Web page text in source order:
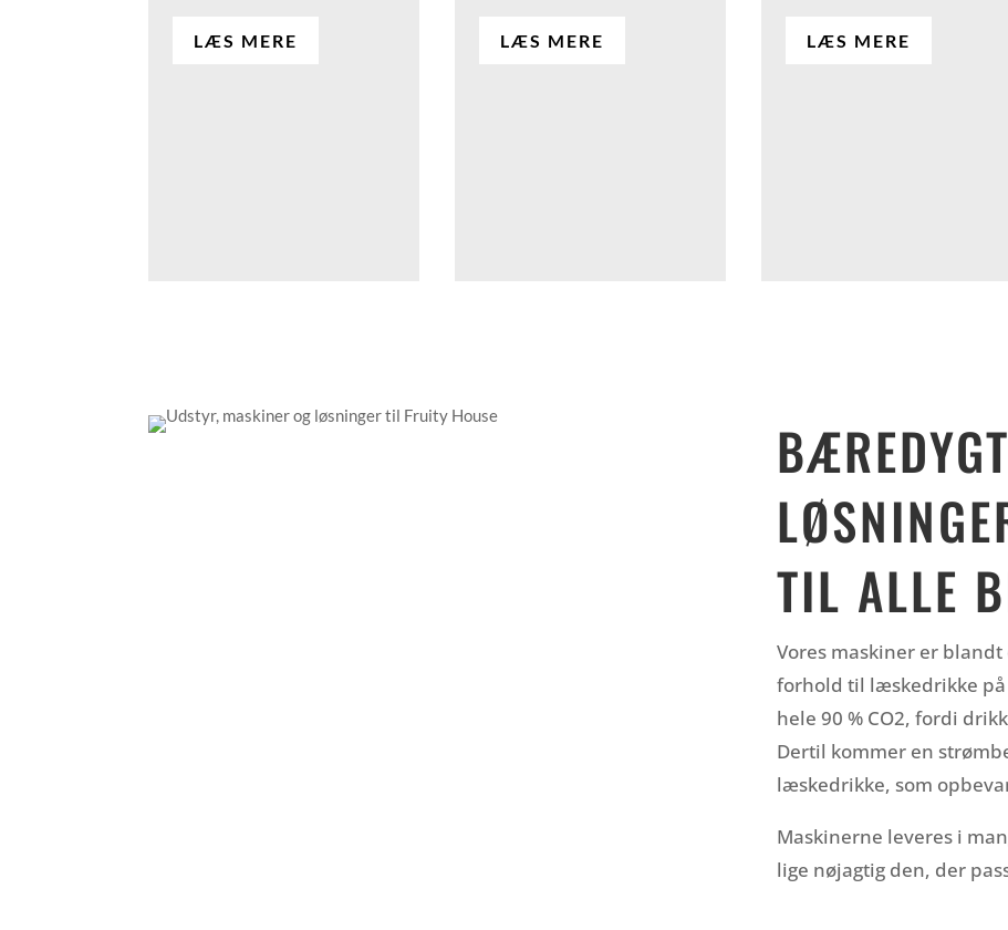
LÆS MERE LÆS MERE LÆS MERE
TIL ALLE
Vores maskiner er
forhold til læskedrikke på
hele 90 % CO2, fordi
Dertil kommer en
læskedrikke, som
Maskinerne leveres i
lige nøjagtig den, der